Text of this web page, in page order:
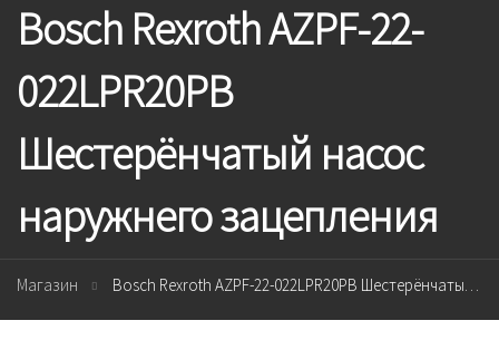
Bosch Rexroth AZPF-22-
022LPR20PB
Шестерёнчатый насос
наружнего зацепления
Магазин Bosch Rexroth AZPF-22-022LPR20PB Шестерёнчатый насос наружнего зацепления